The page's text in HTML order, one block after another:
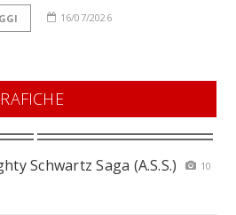
16/07/2026
Schwartz Saga (A.S.S.)
10